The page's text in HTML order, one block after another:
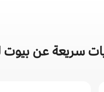
سريعة عن بيوت